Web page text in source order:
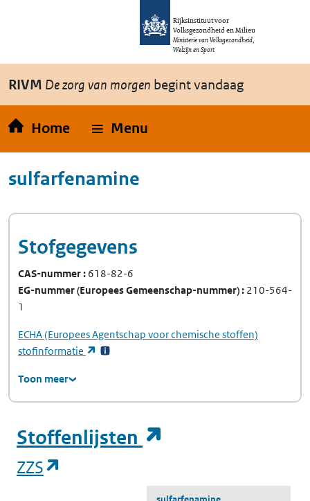
Overslaan en naar de inhoud gaan
Rijksinstituut voor
Volksgezondheid en Milieu
Ministerie van Volksgezondheid,
Welzijn en Sport
RIVM De zorg van morgen begint vandaag
Home Menu
sulfarfenamine
Stofgegevens
CAS-nummer 618-82-6
EG-nummer(Europees Gemeenschap-nummer) 210-564-
1
ECHA(Europees Agentschap voor chemische stoffen)
stofinformatie
(opent in een nieuw tabblad)
Toon meer
Stoffenlijsten
ZZS